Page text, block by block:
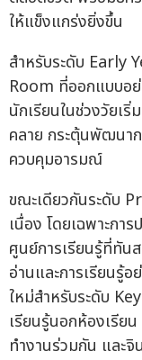
ให้แข็งแกร่งยิ่งขึ้น
สำหรับระดับ Early
Room ที่ออกแบบอ
นักเรียนในช่วงวัยเ
คลาย กระตุ้นพัฒนาก
ควบคุมอารมณ์
ขณะเดียวกันระดับ
เนื่อง โดยเฉพาะกา
ศูนย์การเรียนรู้ที่ทัน
อ่านและการเรียนรู้
ใหม่สำหรับระดับ
เรียนรู้นอกห้องเรีย
ทำงานร่วมกัน และจิ